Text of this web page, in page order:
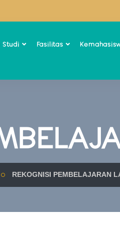
Studi Fasilitas
REKOGNISI PEMBELAJARAN